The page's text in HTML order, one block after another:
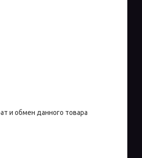
и обмен данного товара